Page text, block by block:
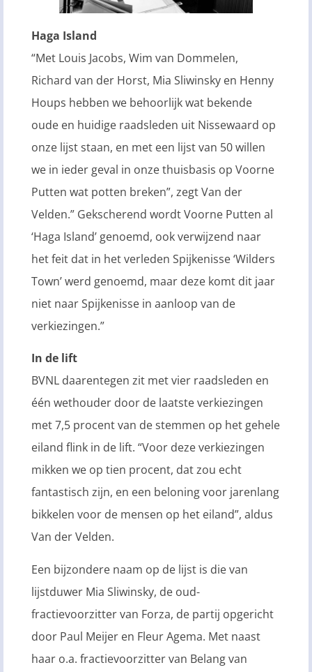
Haga Island
“Met Louis Jacobs, Wim van Dommelen,
Richard van der Horst, Mia Sliwinsky en Henny
Houps hebben we behoorlijk wat bekende
oude en huidige raadsleden uit Nissewaard op
onze lijst staan, en met een lijst van 50 willen
we in ieder geval in onze thuisbasis op Voorne
Putten wat potten breken”, zegt Van der
Velden.” Gekscherend wordt Voorne Putten al
‘Haga Island’ genoemd, ook verwijzend naar
het feit dat in het verleden Spijkenisse ‘Wilders
Town’ werd genoemd, maar deze komt dit jaar
niet naar Spijkenisse in aanloop van de
verkiezingen.”
In de lift
BVNL daarentegen zit met vier raadsleden en
één wethouder door de laatste verkiezingen
met 7,5 procent van de stemmen op het gehele
eiland flink in de lift. “Voor deze verkiezingen
mikken we op tien procent, dat zou echt
fantastisch zijn, en een beloning voor jarenlang
bikkelen voor de mensen op het eiland”, aldus
Van der Velden.
Een bijzondere naam op de lijst is die van
lijstduwer Mia Sliwinsky, de oud-
fractievoorzitter van Forza, de partij opgericht
door Paul Meijer en Fleur Agema. Met naast
haar o.a. fractievoorzitter van Belang van